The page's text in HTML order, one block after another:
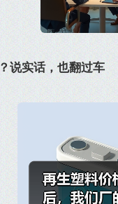
说实话，也翻过车